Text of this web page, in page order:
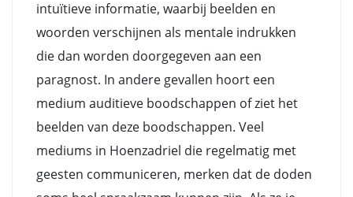
intuïtieve informatie, waarbij beelden en
woorden verschijnen als mentale indrukken
die dan worden doorgegeven aan een
paragnost. In andere gevallen hoort een
medium auditieve boodschappen of ziet het
beelden van deze boodschappen. Veel
mediums in Hoenzadriel die regelmatig met
geesten communiceren, merken dat de doden